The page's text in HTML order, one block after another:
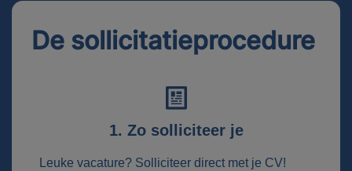
De sollicitatieprocedure
1. Zo solliciteer je
Leuke vacature? Solliciteer direct met je CV!